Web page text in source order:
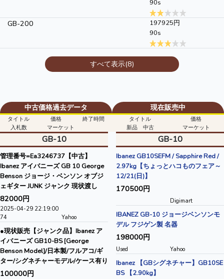
90s
GB-200
197925円
90s
すべて表示(8)
中古価格過去データ 現在販売中
タイトル 価格
終了時間
入札数
マーケット
タイトル
価格
新品 中古
マーケット
GB-10
管理番号=Ea3246737【中古】
Ibanez アイバニーズ GB 10 George
Benson ジョージ・ベンソン オブジ
ェギター JUNK ジャンク 現状渡し
82000円
2025-04-29 22:19:00
74
Yahoo
●現状販売【ジャンク品】Ibanez ア
イバニーズ GB10-BS [George
Benson Model]/日本製/フルアコ/ギ
ター/シグネチャーモデル/ケース有り
100000円
GB-10
Ibanez GB10SEFM / Sapphire Red /
2.97kg【ちょっとハコものフェア～
12/21(日)】
170500円
Digimart
IBANEZ GB-10 ジョージベンソンモ
デル フジゲン製 名器
198000円
Used Yahoo
Ibanez 【GBシグネチャー】GB10SE
BS 【2.90kg】